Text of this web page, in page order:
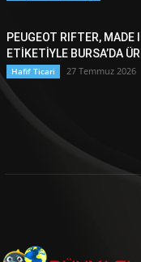
PEUGEOT RIFTER, MADE
ETİKETİYLE BURSA’DA
Hafif Ticari 27 Temmuz 2026